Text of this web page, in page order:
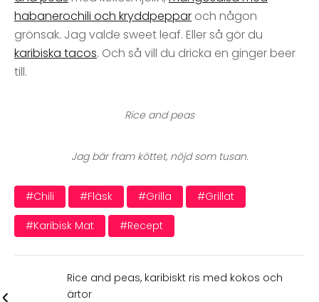
habanerochili och kryddpeppar och någon
grönsak. Jag valde sweet leaf. Eller så gör du
karibiska tacos. Och så vill du dricka en ginger beer
till.
Rice and peas
Jag bär fram köttet, nöjd som tusan.
#chili #fläsk #grilla #grillat
#karibisk Mat #recept
Rice and peas, karibiskt ris med kokos och
ärtor